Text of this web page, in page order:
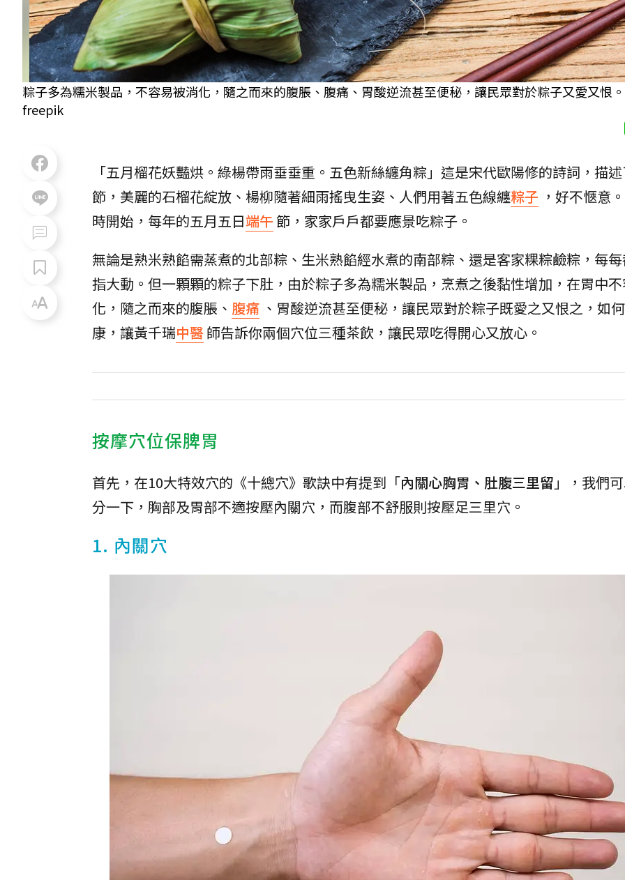
粽子多為糯米製品，不容易被消化，隨之而來的腹脹、腹痛、胃酸逆流甚至便秘，讓民眾對於粽子又愛又恨
freepik
「五月榴花妖豔烘。綠楊帶雨垂垂重。五色新絲纏角粽」這是宋代歐陽修的詩詞，描
節，美麗的石榴花綻放、楊柳隨著細雨搖曳生姿、人們用著五色線纏粽子 ，好不愜意
時開始，每年的五月五日端午 節，家家戶戶都要應景吃粽子。
無論是熟米熟餡需蒸煮的北部粽、生米熟餡經水煮的南部粽、還是客家粿粽鹼粽，每
指大動。但一顆顆的粽子下肚，由於粽子多為糯米製品，烹煮之後黏性增加，在胃中
化，隨之而來的腹脹、 腹痛 、胃酸逆流甚至便秘，讓民眾對於粽子既愛之又恨之，如
康，讓黃千瑞中醫師告訴你兩個穴位三種茶飲，讓民眾吃得開心又放心。
按摩穴位保脾胃
首先，在10大特效穴的《十總穴》歌訣中有提到「內關心胸胃、肚腹三里留 」，我們
分一下，胸部及胃部不適按壓內關穴，而腹部不舒服則按壓足三里穴。
1. 內關穴